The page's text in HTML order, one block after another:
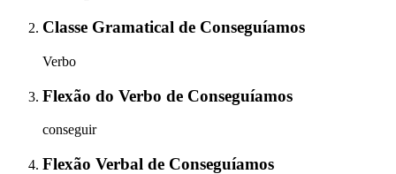
Classe Gramatical de Conseguíamos
Verbo
Flexão do Verbo de Conseguíamos
conseguir
Flexão Verbal de Conseguíamos